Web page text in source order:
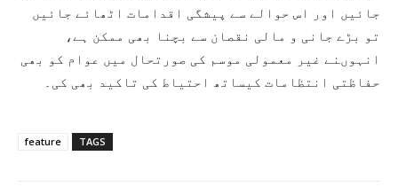
جائیں اور اس حوالے سے پیشگی اقدامات اٹھائے جائیں
تو بڑے جانی و مالی نقصان سے بچنا بھی ممکن ہے،
انہوںنے غیر معمولی موسم کی صورتحال میں عوام کو بھی
حفاظتی انتظامات کیساتھ احتیاط کی تاکید بھی کی۔
TAGS
feature